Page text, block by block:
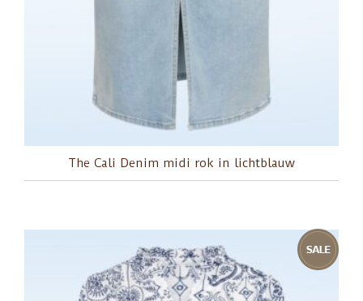
The Cali Denim midi rok in lichtblauw